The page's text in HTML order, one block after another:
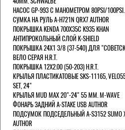
НАСОС GP-993 С МАНОМЕТРОМ 80PSI/100PSI.
СУМКА НА РУЛЬ A-H721N QRX7 AUTHOR
ПОКРЫШКА KENDA 700Х35С K935 KHAN
АНТИПРОКОЛЬНЫЙ СЛОЙ K-SHIELD
ПОКРЫШКА 24X1 3/8 (37-540) ДЛЯ
ВЕЛО СЕРАЯ H.R.T.
ПОКРЫШКА 12X2.00 (50-203) H.R.T.
КРЫЛЬЯ ПЛАСТИКАТОВЫЕ SKS-11165, VELO55
SET, 24"
КРЫЛЬЯ MUD MAX 20"-24" 55 ММ. M-WAVE
ФОНАРЬ ЗАДНИЙ A-STAKE USB AUTHOR
ПОДСУМОК ПОДСЕДЕЛЬНЫЙ A-S3152 SUMO
AUTHOR